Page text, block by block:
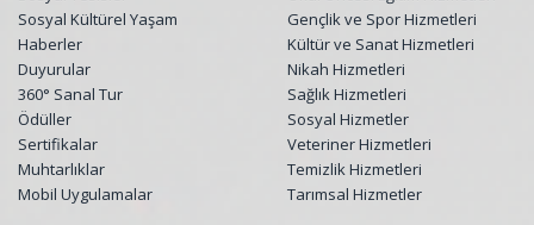
Sosyal Kültürel Yaşam
Haberler
Duyurular
360° Sanal Tur
Ödüller
Sertifikalar
Muhtarlıklar
Mobil Uygulamalar
Gençlik ve Spor Hizmetleri
Kültür ve Sanat Hizmetleri
Nikah Hizmetleri
Sağlık Hizmetleri
Sosyal Hizmetler
Veteriner Hizmetleri
Temizlik Hizmetleri
Tarımsal Hizmetler